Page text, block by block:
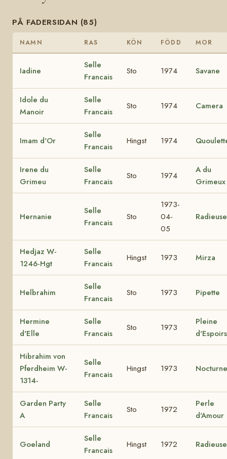
PÅ FADERSIDAN (85)
NAMN RAS KÖN FÖDD MOR
Iadine
Selle
Francais
Sto 1974 Savane
Idole du
Manoir
Selle
Francais
Sto 1974 Camera
Imam d'Or
Selle
Francais
Hingst 1974
Irene du
Grimeu
Selle
Francais
Sto 1974
A du
Grimeux
Hernanie
Selle
Francais
Sto
1973-
04-
05
Radieuse
Hedjaz W-
1246-Hgt
Selle
Francais
Hingst 1973 Mirza
Helbrahim
Selle
Francais
Sto 1973 Pipette
Hermine
d'Elle
Selle
Francais
Sto 1973
Pleine
d'Espoirs
Hibrahim von
Pferdheim W-
1314-
Selle
Francais
Hingst 1973 Nocturne
Garden Party
A
Selle
Francais
Sto 1972
Perle
d'Amour
Goeland
Selle
Francais
Hingst 1972 Radieuse